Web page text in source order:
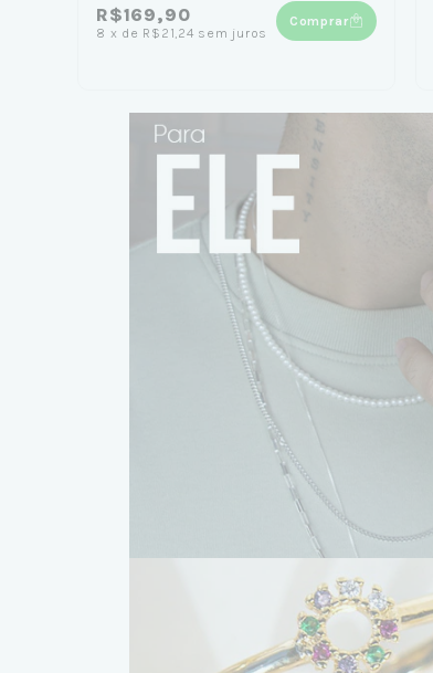
R$169,90
8 x de R$21,24 sem juros
Comprar